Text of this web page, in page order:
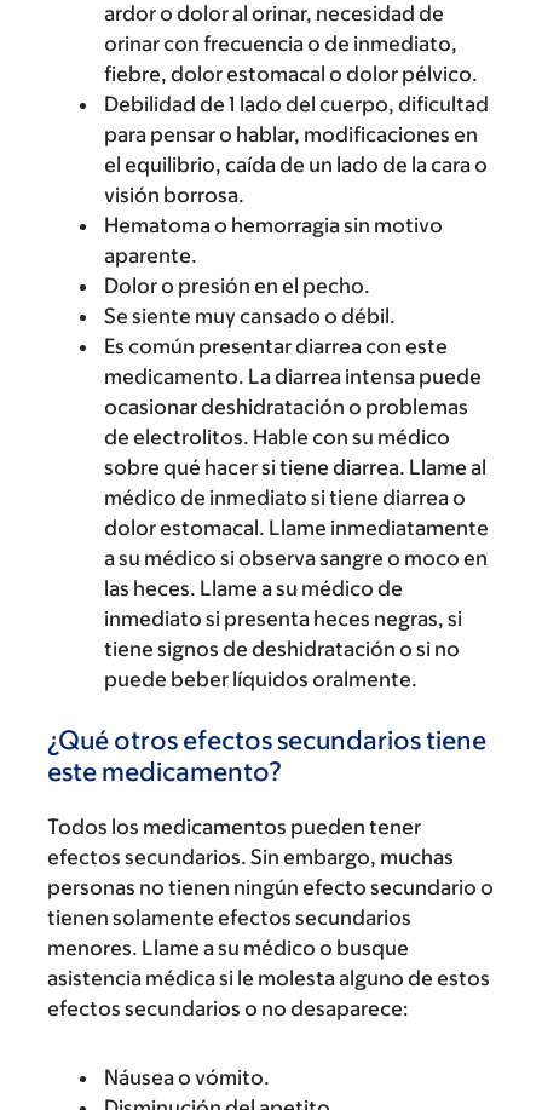
ardor o dolor al orinar, necesidad de
orinar con frecuencia o de inmediato,
fiebre, dolor estomacal o dolor pélvico.
Debilidad de 1 lado del cuerpo, dificultad
para pensar o hablar, modificaciones en
el equilibrio, caída de un lado de la cara o
visión borrosa.
Hematoma o hemorragia sin motivo
aparente.
Dolor o presión en el pecho.
Se siente muy cansado o débil.
Es común presentar diarrea con este
medicamento. La diarrea intensa puede
ocasionar deshidratación o problemas
de electrolitos. Hable con su médico
sobre qué hacer si tiene diarrea. Llame al
médico de inmediato si tiene diarrea o
dolor estomacal. Llame inmediatamente
a su médico si observa sangre o moco en
las heces. Llame a su médico de
inmediato si presenta heces negras, si
tiene signos de deshidratación o si no
puede beber líquidos oralmente.
¿Qué otros efectos secundarios tiene
este medicamento?
Todos los medicamentos pueden tener
efectos secundarios. Sin embargo, muchas
personas no tienen ningún efecto secundario o
tienen solamente efectos secundarios
menores. Llame a su médico o busque
asistencia médica si le molesta alguno de estos
efectos secundarios o no desaparece:
Náusea o vómito.